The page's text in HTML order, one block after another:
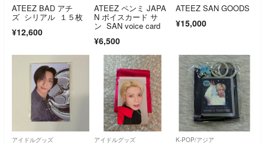
ATEEZ BAD アチ
ズ シリアル １５枚
¥12,600
ATEEZ ペンミ JAPA
N ボイスカード サ
ン SAN voice card
¥6,500
ATEEZ SAN GOODS
¥15,000
アイドルグッズ アイドルグッズ K-POP/アジア